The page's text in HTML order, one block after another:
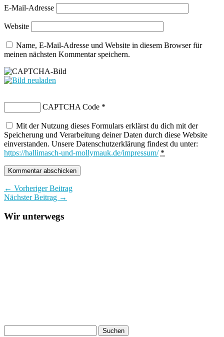
E-Mail-Adresse
Website
Name, E-Mail-Adresse und Website in diesem Browser für
meinen nächsten Kommentar speichern.
CAPTCHA Code *
Mit der Nutzung dieses Formulars erklärst du dich mit der
Speicherung und Verarbeitung deiner Daten durch diese Website
einverstanden. Unsere Datenschutzerklärung findest du unter:
https://hallimasch-und-mollymauk.de/impressum/ *
← Vorheriger Beitrag
Nächster Beitrag →
Wir unterwegs